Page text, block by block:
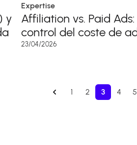
y
Expertise
Affiliation vs. Paid
control del coste de
23/04/2026
1 2 3 4 5